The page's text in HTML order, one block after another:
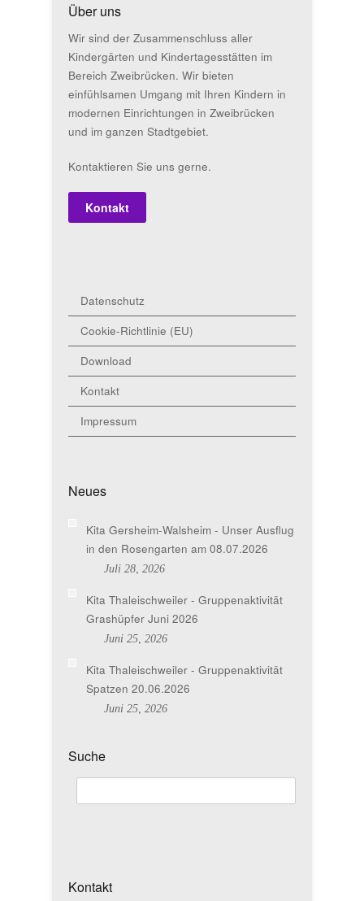
Über uns
Wir sind der Zusammenschluss aller
Kindergärten und Kindertagesstätten im
Bereich Zweibrücken. Wir bieten
einfühlsamen Umgang mit Ihren Kindern in
modernen Einrichtungen in Zweibrücken
und im ganzen Stadtgebiet.
Kontaktieren Sie uns gerne.
Kontakt
Datenschutz
Cookie-Richtlinie (EU)
Download
Kontakt
Impressum
Neues
Kita Gersheim-Walsheim - Unser Ausflug
in den Rosengarten am 08.07.2026
Juli 28, 2026
Kita Thaleischweiler - Gruppenaktivität
Grashüpfer Juni 2026
Juni 25, 2026
Kita Thaleischweiler - Gruppenaktivität
Spatzen 20.06.2026
Juni 25, 2026
Suche
Kontakt